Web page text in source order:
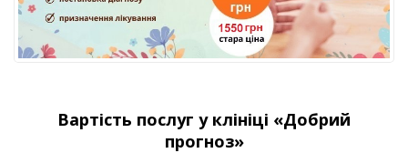
Вартість послуг у клініці «Добрий
прогноз»